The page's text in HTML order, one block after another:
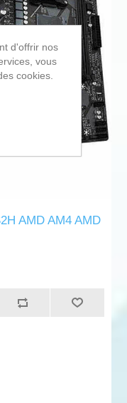
AMD AM4 AMD
d'offrir nos
vous
cookies.